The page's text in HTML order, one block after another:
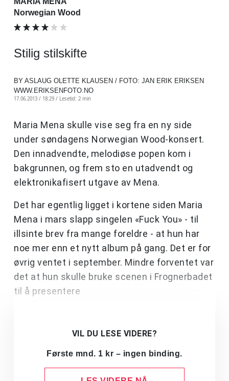
Norwegian Wood
Stilig stilskifte
BY ASLAUG OLETTE KLAUSEN / FOTO: JAN ERIK ERIKSEN
WWW.ERIKSENFOTO.NO
17.06.2013 / 18:29 / Lesetid: 2 min
Maria Mena skulle vise seg fra en ny side
under søndagens Norwegian Wood-konsert.
Den innadvendte, melodiøse popen kom i
bakgrunnen, og frem sto en utadvendt og
elektronikafisert utgave av Mena.
Det har egentlig ligget i kortene siden Maria
Mena i mars slapp singelen «Fuck You» - til
illsinte brev fra mange foreldre - at hun har
noe mer enn et nytt album på gang. Det er for
øvrig ventet i september. Mindre forventet var
det at hun skulle bruke scenen i Frognerbadet
til å presentere
VIL DU LESE VIDERE?
Første mnd. 1 kr – ingen binding.